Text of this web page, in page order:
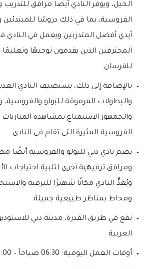
الخيل، ويوفر النادي أيضًا مرافق للتدريب
الفروسية، بما في ذلك دروسًا للمبتدئين
أيدي أفضل المتدربين ويعمل في النادي
المحترفين الذين يقدمون توجيهًا
للفرسان.
بالإضافة إلى ذلك، يستضيف النادي
والبطولات المرموقة للبولو
والجمهور الاستمتاع بمشاهدة المباريات
الفروسية المثيرة التي تقام في النادي.
يضم نادي دبي للبولو والفروسية أيضًا
ومرافق ترفيهية أخرى لتلبية احتياجات
ويُعَدُّ النادي مكانًا شهيرًا للترفيه
ومحاط بمناظر طبيعية جميلة.
تقع في طريق القدرة، مدينة دبي
العربية
أوقات العمل اليومية: 06:30 صباحاً – 11:00 مساءً.